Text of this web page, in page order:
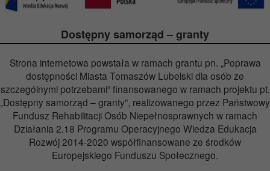
Dostępny samorząd – granty
Strona internetowa powstała w ramach grantu pn. „Poprawa
dostępności Miasta Tomaszów Lubelski dla osób ze
szczególnymi potrzebami” finansowanego w ramach projektu pt.
„Dostępny samorząd – granty”, realizowanego przez Państwowy
Fundusz Rehabilitacji Osób Niepełnosprawnych w ramach
Działania 2.18 Programu Operacyjnego Wiedza Edukacja
Rozwój 2014-2020 współfinansowane ze środków
Europejskiego Funduszu Społecznego.